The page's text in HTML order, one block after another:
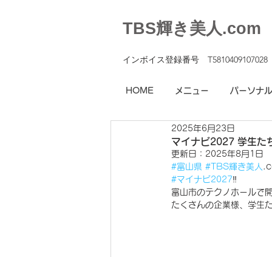
TBS輝き美人.com
インボイス登録番号 T5810409107028
HOME メニュー パーソナ
マイナビ2027 学生た
2025年6月23日
更新日： 2025年8月1日
#富山県 #TBS輝き美人
#マイナビ2027‼️
富山市のテクノホールで
たくさんの企業様、学生